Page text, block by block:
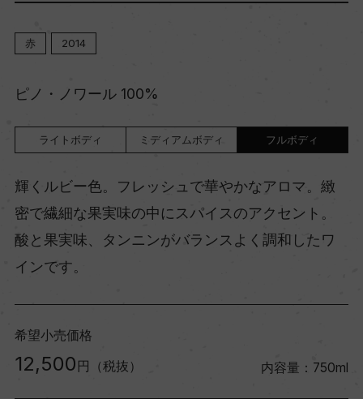
赤 2014
ピノ・ノワール 100%
ライトボディ ミディアムボディ フルボディ
輝くルビー色。フレッシュで華やかなアロマ。緻
密で繊細な果実味の中にスパイスのアクセント。
酸と果実味、タンニンがバランスよく調和したワ
インです。
希望小売価格
12,500 円（税抜） 内容量：750ml